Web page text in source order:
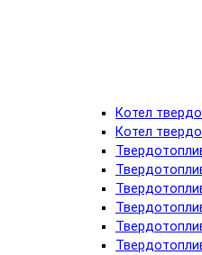
Котел
Котел